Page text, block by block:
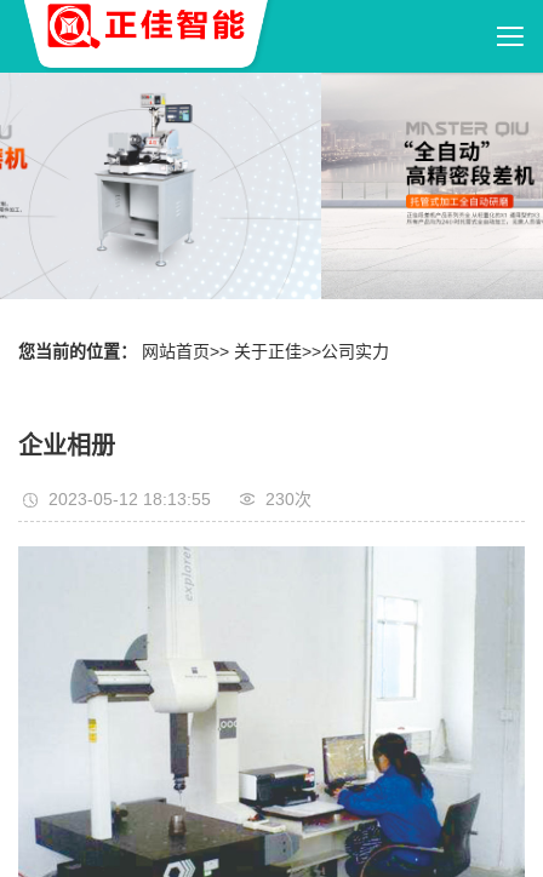
您当前的位置： 网站首页>> 关于正佳>>公司实力
企业相册
2023-05-12 18:13:55 230次